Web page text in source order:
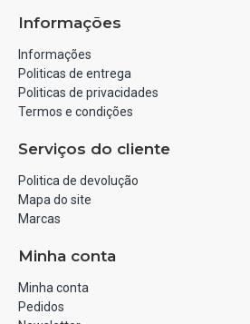
Informações
Informações
Politicas de entrega
Politicas de privacidades
Termos e condições
Serviços do cliente
Politica de devolução
Mapa do site
Marcas
Minha conta
Minha conta
Pedidos